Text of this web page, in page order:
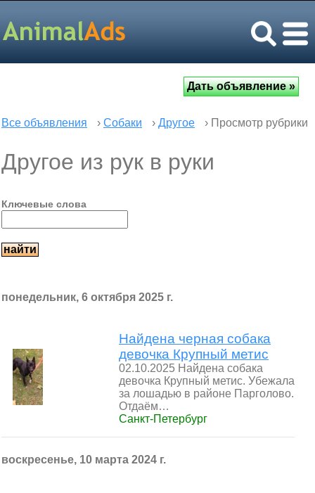
Все объявления › Собаки › Другое › Просмотр рубрики
Другое из рук в руки
Ключевые слова
понедельник, 6 октября 2025 г.
Найдена черная собака
девочка Крупный метис
02.10.2025 Найдена собака
девочка Крупный метис. Убежала
за лошадью в районе Парголово.
Отдаём…
Санкт-Петербург
воскресенье, 10 марта 2024 г.